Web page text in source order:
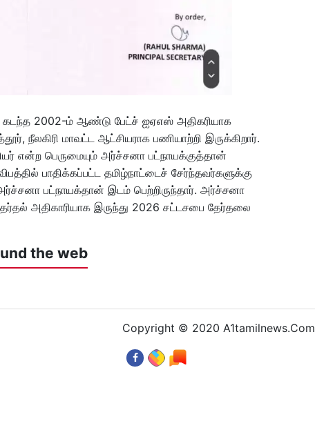
கடந்த 2002-ம் ஆண்டு பேட்ச் ஐஏஎஸ் அதிகரியாக
நீலகிரி மாவட்ட ஆட்சியராக பணியாற்றி இருக்கிறார்.
என்ற பெருமையும் அர்ச்சனா பட்நாயக்குத்தான்
பாதிக்கப்பட்ட தமிழ்நாட்டைச் சேர்ந்தவர்களுக்கு
பட்நாயக்தான் இடம் பெற்றிருந்தார். அர்ச்சனா
அதிகாரியாக இருந்து 2026 சட்டசபை தேர்தலை
the web
Copyright © 2020 A1tamilnews.Com